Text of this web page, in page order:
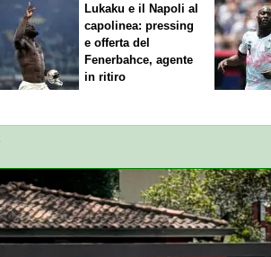
Lukaku e il Napoli al
capolinea: pressing
e offerta del
Fenerbahce, agente
in ritiro